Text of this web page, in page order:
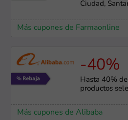
Ciudad,
Más cupones de Farmaonline
-40%
Hasta 40%
productos
Más cupones de Alibaba